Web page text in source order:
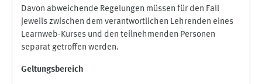
Davon abweichende Regelungen müssen für den Fall
jeweils zwischen dem verantwortlichen Lehrenden eines
Learnweb-Kurses und den teilnehmenden Personen
separat getroffen werden.
Geltungsbereich